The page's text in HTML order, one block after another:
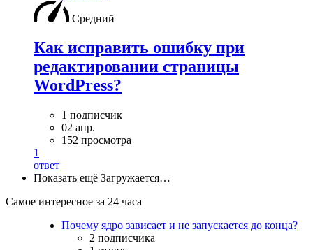
Средний
Как исправить ошибку при
редактировании страницы
WordPress?
1 подписчик
02 апр.
152 просмотра
1
ответ
Показать ещё Загружается…
Самое интересное за 24 часа
Почему ядро зависает и не запускается до конца?
2 подписчика